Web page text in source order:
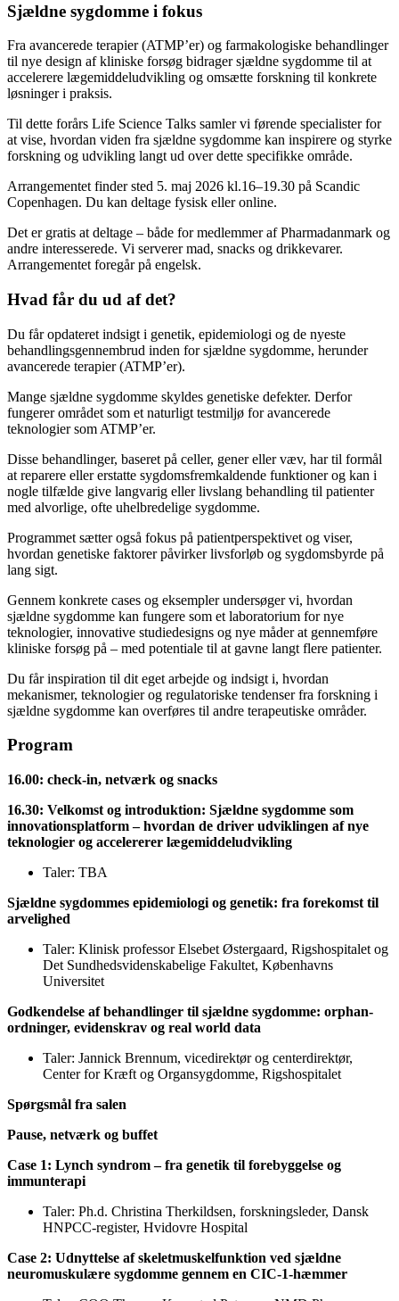
Sjældne sygdomme i fokus
Fra avancerede terapier (ATMP’er) og farmakologiske behandlinger
til nye design af kliniske forsøg bidrager sjældne sygdomme til at
accelerere lægemiddeludvikling og omsætte forskning til konkrete
løsninger i praksis.
Til dette forårs Life Science Talks samler vi førende specialister for
at vise, hvordan viden fra sjældne sygdomme kan inspirere og styrke
forskning og udvikling langt ud over dette specifikke område.
Arrangementet finder sted 5. maj 2026 kl.16–19.30 på Scandic
Copenhagen. Du kan deltage fysisk eller online.
Det er gratis at deltage – både for medlemmer af Pharmadanmark og
andre interesserede. Vi serverer mad, snacks og drikkevarer.
Arrangementet foregår på engelsk.
Hvad får du ud af det?
Du får opdateret indsigt i genetik, epidemiologi og de nyeste
behandlingsgennembrud inden for sjældne sygdomme, herunder
avancerede terapier (ATMP’er).
Mange sjældne sygdomme skyldes genetiske defekter. Derfor
fungerer området som et naturligt testmiljø for avancerede
teknologier som ATMP’er.
Disse behandlinger, baseret på celler, gener eller væv, har til formål
at reparere eller erstatte sygdomsfremkaldende funktioner og kan i
nogle tilfælde give langvarig eller livslang behandling til patienter
med alvorlige, ofte uhelbredelige sygdomme.
Programmet sætter også fokus på patientperspektivet og viser,
hvordan genetiske faktorer påvirker livsforløb og sygdomsbyrde på
lang sigt.
Gennem konkrete cases og eksempler undersøger vi, hvordan
sjældne sygdomme kan fungere som et laboratorium for nye
teknologier, innovative studiedesigns og nye måder at gennemføre
kliniske forsøg på – med potentiale til at gavne langt flere patienter.
Du får inspiration til dit eget arbejde og indsigt i, hvordan
mekanismer, teknologier og regulatoriske tendenser fra forskning i
sjældne sygdomme kan overføres til andre terapeutiske områder.
Program
16.00: check-in, netværk og snacks
16.30: Velkomst og introduktion: Sjældne sygdomme som
innovationsplatform – hvordan de driver udviklingen af nye
teknologier og accelererer lægemiddeludvikling
Taler: TBA
Sjældne sygdommes epidemiologi og genetik: fra forekomst til
arvelighed
Taler: Klinisk professor Elsebet Østergaard, Rigshospitalet og
Det Sundhedsvidenskabelige Fakultet, Københavns
Universitet
Godkendelse af behandlinger til sjældne sygdomme: orphan-
ordninger, evidenskrav og real world data
Taler: Jannick Brennum, vicedirektør og centerdirektør,
Center for Kræft og Organsygdomme, Rigshospitalet
Spørgsmål fra salen
Pause, netværk og buffet
Case 1: Lynch syndrom – fra genetik til forebyggelse og
immunterapi
Taler: Ph.d. Christina Therkildsen, forskningsleder, Dansk
HNPCC-register, Hvidovre Hospital
Case 2: Udnyttelse af skeletmuskelfunktion ved sjældne
neuromuskulære sygdomme gennem en CIC-1-hæmmer